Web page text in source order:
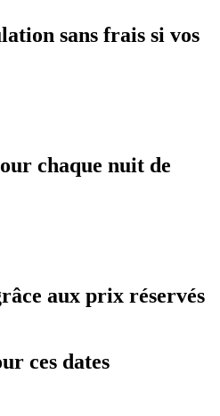
sans frais si vos
chaque nuit de
aux prix réservés
ces dates